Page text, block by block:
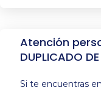
Atención
DUPLICADO
Si te encuentras